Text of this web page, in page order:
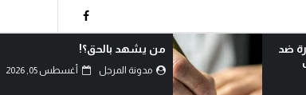
لماذا تعادي السعودية اليمن؟!
مدونة المرجل أغسطس 05, 2026